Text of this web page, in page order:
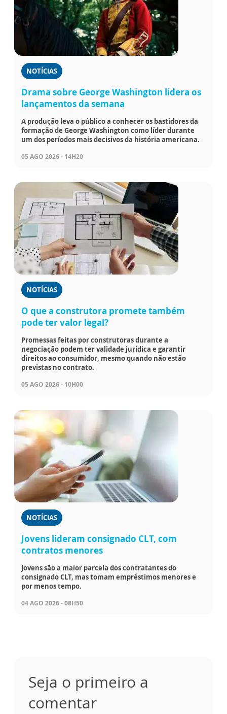
NOTÍCIAS
Drama sobre George Washington lidera os
lançamentos da semana
A produção leva o público a conhecer os bastidores da
formação de George Washington como líder durante
um dos períodos mais decisivos da história americana.
05 AGO 2026 - 14H20
NOTÍCIAS
O que a construtora promete também
pode ter valor legal?
Promessas feitas por construtoras durante a
negociação podem ter validade jurídica e garantir
direitos ao consumidor, mesmo quando não estão
previstas no contrato.
05 AGO 2026 - 10H00
NOTÍCIAS
Jovens lideram consignado CLT, com
contratos menores
Jovens são a maior parcela dos contratantes do
consignado CLT, mas tomam empréstimos menores e
por menos tempo.
04 AGO 2026 - 08H50
Seja o primeiro a
comentar